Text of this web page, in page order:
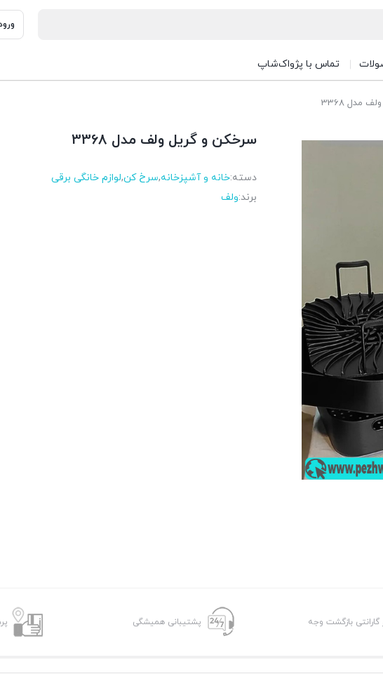
تماس با پژواک‌شاپ
مدل 3368
سرخکن و گریل ولف مدل 3368
دسته:خانه و آشپزخانه,سرخ کن,لوازم خانگی برقی
برند:ولف
پشتیبانی همیشگی